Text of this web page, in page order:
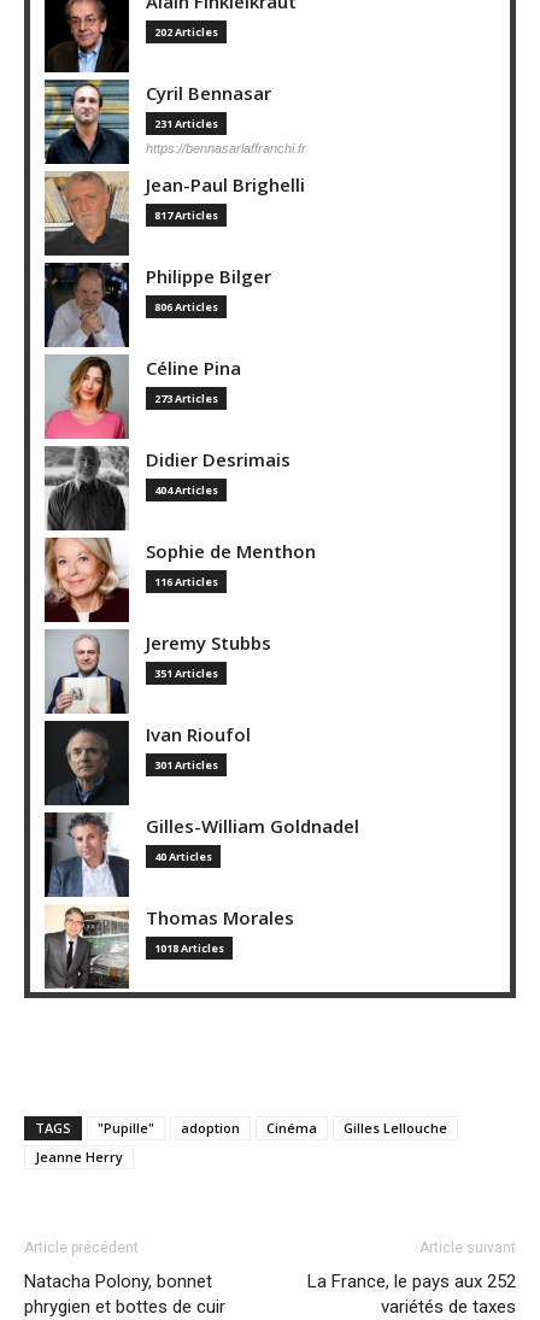
202 Articles
Cyril Bennasar
231 Articles
https://bennasarlaffranchi.fr
Jean-Paul Brighelli
817 Articles
Philippe Bilger
806 Articles
Céline Pina
273 Articles
Didier Desrimais
404 Articles
Sophie de Menthon
116 Articles
Jeremy Stubbs
351 Articles
Ivan Rioufol
301 Articles
Gilles-William Goldnadel
40 Articles
Thomas Morales
1018 Articles
TAGS "Pupille" adoption Cinéma
Gilles Lellouche
Jeanne Herry
Article précédent
Natacha Polony, bonnet
phrygien et bottes de cuir
Article suivant
La France, le pays aux 252
variétés de taxes